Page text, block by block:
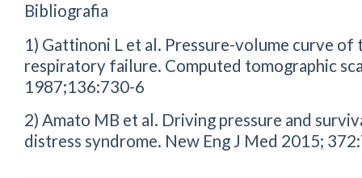
Bibliografia
1) Gattinoni L et al. Pressure-volume curve
respiratory failure. Computed tomographic
1987;136:730-6
2) Amato MB et al. Driving pressure and
distress syndrome. New Eng J Med 2015;